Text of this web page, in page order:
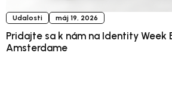
Udalosti máj 19, 2026
Pridajte sa k nám na Identity Week
Amsterdame